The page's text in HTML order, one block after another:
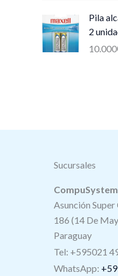
Pila
2
10.000
Sucursales
Asunción
186 (14 De
Paraguay
Tel: +595021
WhatsApp: